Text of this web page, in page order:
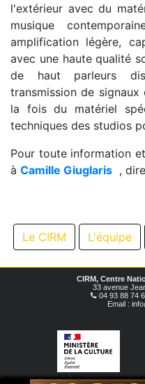
l'extérieur avec du
musique
amplification légère,
avec une haute qualité
de haut parleurs
transmission de
la fois du matériel
techniques des studios
Pour toute information
à Camille Giuglaris ,
Le CIRM L'équipe
CIRM, Centre
33 avenue
04 93 88 74
Email :